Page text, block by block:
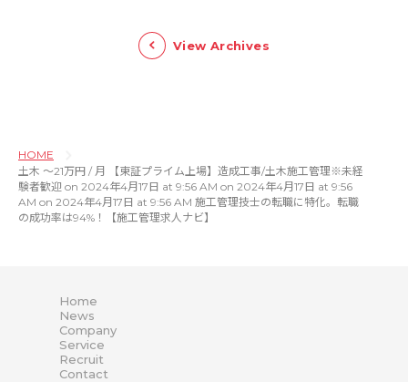
View Archives
HOME
土木 〜21万円 / 月 【東証プライム上場】造成工事/土木施工管理※未経
験者歓迎 on 2024年4月17日 at 9:56 AM on 2024年4月17日 at 9:56
AM on 2024年4月17日 at 9:56 AM 施工管理技士の転職に特化。転職
の成功率は94%！【施工管理求人ナビ】
Home
News
Company
Service
Recruit
Contact